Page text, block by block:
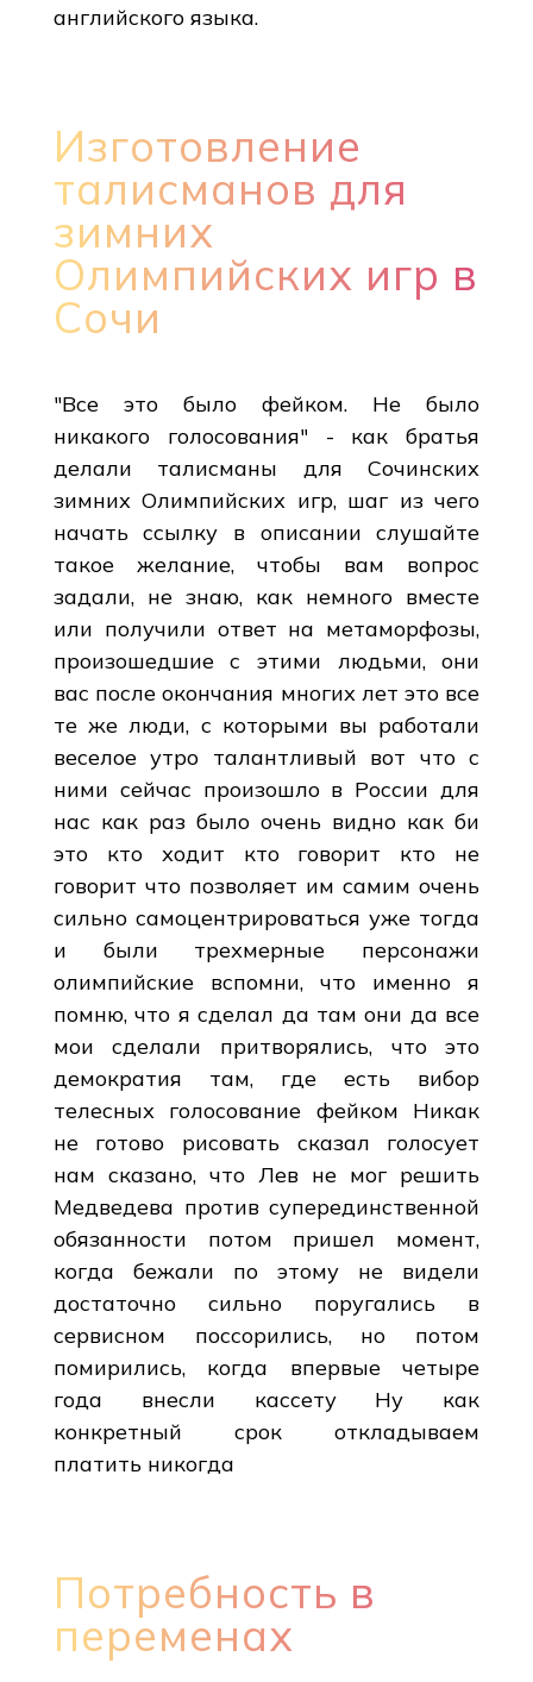
английского языка.
Изготовление
талисманов для
зимних
Олимпийских игр в
Сочи
"Все это было фейком. Не было
никакого голосования" - как братья
делали талисманы для Сочинских
зимних Олимпийских игр, шаг из чего
начать ссылку в описании слушайте
такое желание, чтобы вам вопрос
задали, не знаю, как немного вместе
или получили ответ на метаморфозы,
произошедшие с этими людьми, они
вас после окончания многих лет это все
те же люди, с которыми вы работали
веселое утро талантливый вот что с
ними сейчас произошло в России для
нас как раз было очень видно как би
это кто ходит кто говорит кто не
говорит что позволяет им самим очень
сильно самоцентрироваться уже тогда
и были трехмерные персонажи
олимпийские вспомни, что именно я
помню, что я сделал да там они да все
мои сделали притворялись, что это
демократия там, где есть вибор
телесных голосование фейком Никак
не готово рисовать сказал голосует
нам сказано, что Лев не мог решить
Медведева против суперединственной
обязанности потом пришел момент,
когда бежали по этому не видели
достаточно сильно поругались в
сервисном поссорились, но потом
помирились, когда впервые четыре
года внесли кассету Ну как
конкретный срок откладываем
платить никогда
Потребность в
переменах